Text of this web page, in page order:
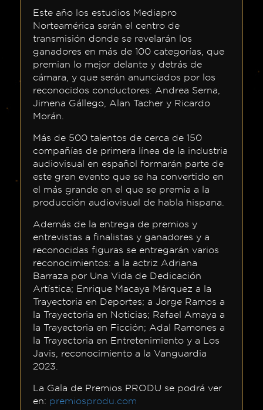
FAQ
¿Quiénes
somos?
Acerca
de
PRODU
Acerca
de
Premios
PRODU
Historia
Estatuilla
Otros
Premios
PRODU
Tecnología
FIAP
Este año los estudios Mediapro
Norteamérica serán el centro de
transmisión donde se revelarán los
ganadores en más de 100 categorías, que
premian lo mejor delante y detrás de
cámara, y que serán anunciados por los
reconocidos conductores: Andrea Serna,
Jimena Gállego, Alan Tacher y Ricardo
Morán.
Más de 500 talentos de cerca de 150
compañías de primera línea de la industria
audiovisual en español formarán parte de
este gran evento que se ha convertido en
el más grande en el que se premia a la
producción audiovisual de habla hispana.
Además de la entrega de premios y
entrevistas a finalistas y ganadores y a
reconocidas figuras se entregarán varios
reconocimientos: a la actriz Adriana
Barraza por Una Vida de Dedicación
Artística; Enrique Macaya Márquez a la
Trayectoria en Deportes; a Jorge Ramos a
la Trayectoria en Noticias; Rafael Amaya a
la Trayectoria en Ficción; Adal Ramones a
la Trayectoria en Entretenimiento y a Los
Javis, reconocimiento a la Vanguardia
2023.
La Gala de Premios PRODU se podrá ver
en: premiosprodu.com